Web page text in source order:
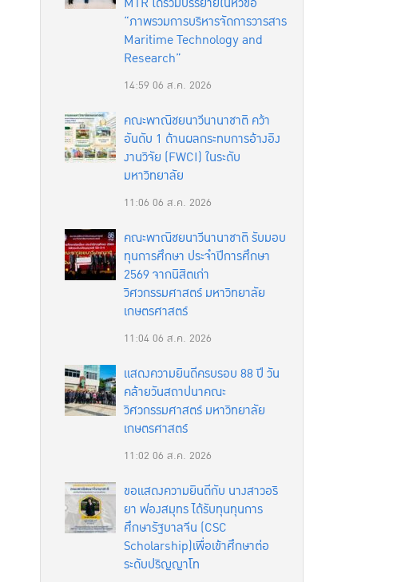
“ภาพรวมการบริหารจัดการวารสาร
Maritime Technology and
Research”
14:59 06 ส.ค. 2026
คณะพาณิชยนาวีนานาชาติ คว้า
อันดับ 1 ด้านผลกระทบการอ้างอิง
งานวิจัย (FWCI) ในระดับ
มหาวิทยาลัย
11:06 06 ส.ค. 2026
คณะพาณิชยนาวีนานาชาติ รับมอบ
ทุนการศึกษา ประจำปีการศึกษา
2569 จากนิสิตเก่า
วิศวกรรมศาสตร์ มหาวิทยาลัย
เกษตรศาสตร์
11:0406 ส.ค. 2026
แสดงความยินดีครบรอบ 88 ปี วัน
คล้ายวันสถาปนาคณะ
วิศวกรรมศาสตร์ มหาวิทยาลัย
เกษตรศาสตร์
11:02 06 ส.ค. 2026
ขอแสดงความยินดีกับ นางสาวอริ
ยา ฟองสมุทร ได้รับทุนทุนการ
ศึกษารัฐบาลจีน (CSC
Scholarship)เพื่อเข้าศึกษาต่อ
ระดับปริญญาโท